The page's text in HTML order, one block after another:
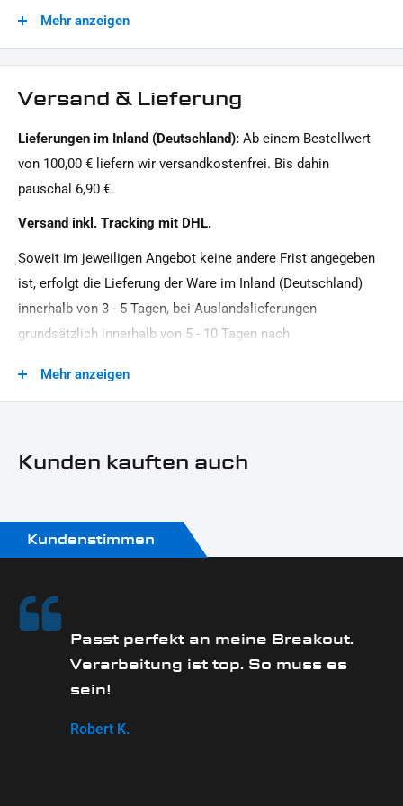
1x Montagehinweise
Dieses Angebot kann Beispielbilder enthalten, deren Inhalt über den Lieferumfang hinausgeht.
Motiv:
Motorradmarke:
Harley-Davidson
Produkttyp:
Seitlicher Kennzeichenhalter ohne TÜV
Strassenzulassung:
Mehr anzeigen
Versand & Lieferung
Lieferungen im Inland (Deutschland): Ab einem Bestellwert
von 100,00 € liefern wir versandkostenfrei. Bis dahin
pauschal 6,90 €.
Versand inkl. Tracking mit DHL.
Soweit im jeweiligen Angebot keine andere Frist angegeben
ist, erfolgt die Lieferung der Ware im Inland (Deutschland)
innerhalb von 3 - 5 Tagen, bei Auslandslieferungen
grundsätzlich innerhalb von 5 - 10 Tagen nach
Zeitpunkt Ihrer Zahlungsanweisung).Beachten Sie, dass an
Mehr anzeigen
Kunden kauften auch
Kundenstimmen
Passt perfekt an meine Breakout.
Verarbeitung ist top. So muss es
sein!
Robert K.